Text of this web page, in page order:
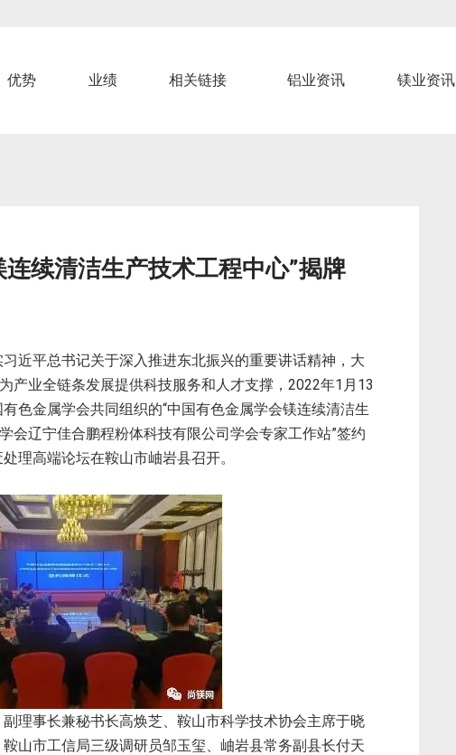
优势 业绩 相关链接 铝业资讯 镁业资讯
续清洁生产技术工程中心”揭牌
近平总书记关于深入推进东北振兴的重要讲话精神，大
产业全链条发展提供科技服务和人才支撑，2022年1月13
色金属学会共同组织的“中国有色金属学会镁连续清洁生
会辽宁佳合鹏程粉体科技有限公司学会专家工作站”签约
理高端论坛在鞍山市岫岩县召开。
理事长兼秘书长高焕芝、鞍山市科学技术协会主席于晓
山市工信局三级调研员邹玉玺、岫岩县常务副县长付天